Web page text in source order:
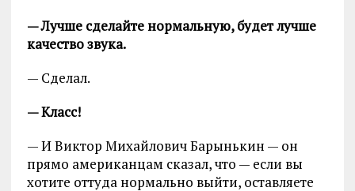
— Лучше сделайте нормальную, будет лучше
качество звука.
— Сделал.
— Класс!
— И Виктор Михайлович Барынькин — он
прямо американцам сказал, что — если вы
хотите оттуда нормально выйти, оставляете